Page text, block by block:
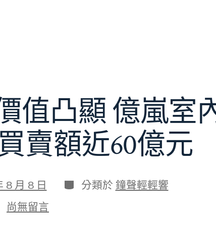
值凸顯 億嵐室
賣額近60億元
8 月 8 日 分
類
分類於 鐘聲輕輕響
在
〈當
尚無留言